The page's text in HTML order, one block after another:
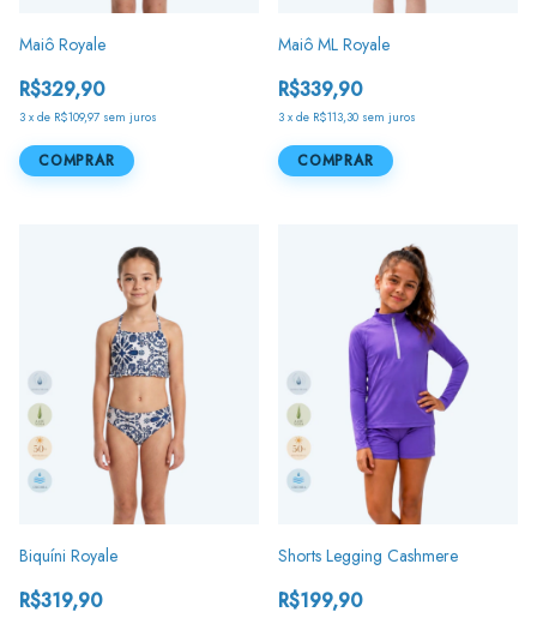
Maiô Royale
R$329,90
3 x de R$109,97 sem juros
COMPRAR
Maiô ML Royale
R$339,90
3 x de R$113,30 sem juros
COMPRAR
Biquíni Royale
R$319,90
Shorts Legging Cashmere
R$199,90